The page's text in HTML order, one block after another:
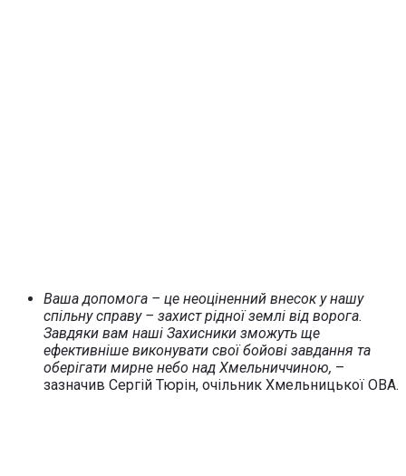
Ваша допомога – це неоціненний внесок у нашу
спільну справу – захист рідної землі від ворога.
Завдяки вам наші Захисники зможуть ще
ефективніше виконувати свої бойові завдання та
оберігати мирне небо над Хмельниччиною, –
зазначив Cергій Тюрін, очільник Хмельницької ОВА.